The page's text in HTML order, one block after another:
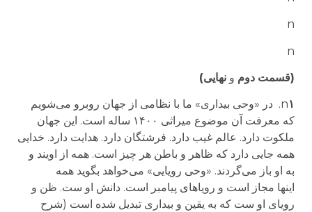
n
n
(قسمت دوم و نهایی)
n۱ . در «وحی بیداری» ما با نظامی از جهان روبرو می‌شویم
که معرفت آن موضوع میراثی ۱۴۰۰ ساله است. این جهان
ملکوت دارد. عالم غیب دارد. فرشتگان دارد. هدایت دارد. خدایی
همه جایی دارد که ظاهر و باطن هر چیز است. همه از اویند و
به او باز می‌گردند. «وحی رویایی» می‌خواهد بگوید همه
اینها مجاز است و رویاهای پیامبر است. دانش او ست. ظن و
رویای او ست که به یقین و بیداری تبدیل شده است (شرح